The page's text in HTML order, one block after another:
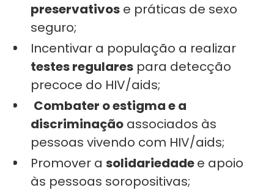
preservativos e práticas de sexo
seguro;
Incentivar a população a realizar
testes regulares para detecção
precoce do HIV/aids;
Combater o estigma e a
discriminação associados às
pessoas vivendo com HIV/aids;
Promover asolidariedadee apoio
às pessoas soropositivas;